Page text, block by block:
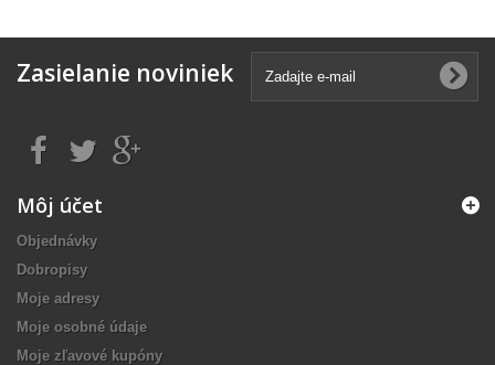
Zasielanie noviniek
Môj účet
Objednávky
Dobropisy
Moje adresy
Moje osobné údaje
Moje zľavové kupóny